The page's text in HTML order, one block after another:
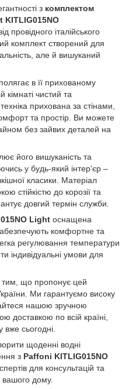
з комплектом
KITLIG015NO
провідного італійського
комплект створений для
але й вишуканий
в її прихованому
кімнаті чистий та
прихована за стінами,
та простір. Ви можете
без зайвих деталей на
його вишуканість та
у будь-який інтер'єр –
класики. Матеріал
стійкістю до корозії та
довгий термін служби.
Light оснащена
комфортне та
регулювання температури
індивідуальні умови для
тим, що пропонує цей
Ми гарантуємо високу
нашою зручною
доставкою по всій країні,
сьогодні.
щоденні водні
з Paffoni KITLIG015NO
для консультацій та
вашого дому.